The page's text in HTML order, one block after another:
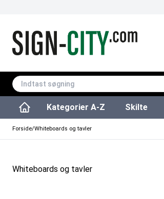
Kategorier A-Z Skilte
Forside/Whiteboards og tavler
Whiteboards og tavler